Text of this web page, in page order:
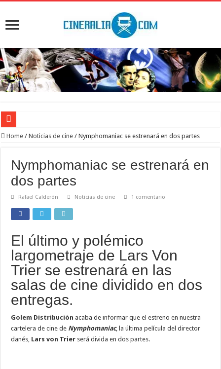
‘El Diablo se viste de Prada 2’. Desaparece la magia
‘La Asistenta’. Dúo perfecto
Crítica de Spider-Man: Brand new day. Un gran poder conlleva una gran película
‘Supergirl’. De 7’5 con fresquito
Home / Noticias de cine / Nymphomaniac se estrenará en dos partes
Nymphomaniac se estrenará en
dos partes
Rafael Calderón Noticias de cine 1 comentario
El último y polémico
largometraje de Lars Von
Trier se estrenará en las
salas de cine dividido en dos
entregas.
Golem Distribución acaba de informar que el estreno en nuestra
cartelera de cine de Nymphomaniac, la última película del director
danés, Lars von Trier será divida en dos partes.